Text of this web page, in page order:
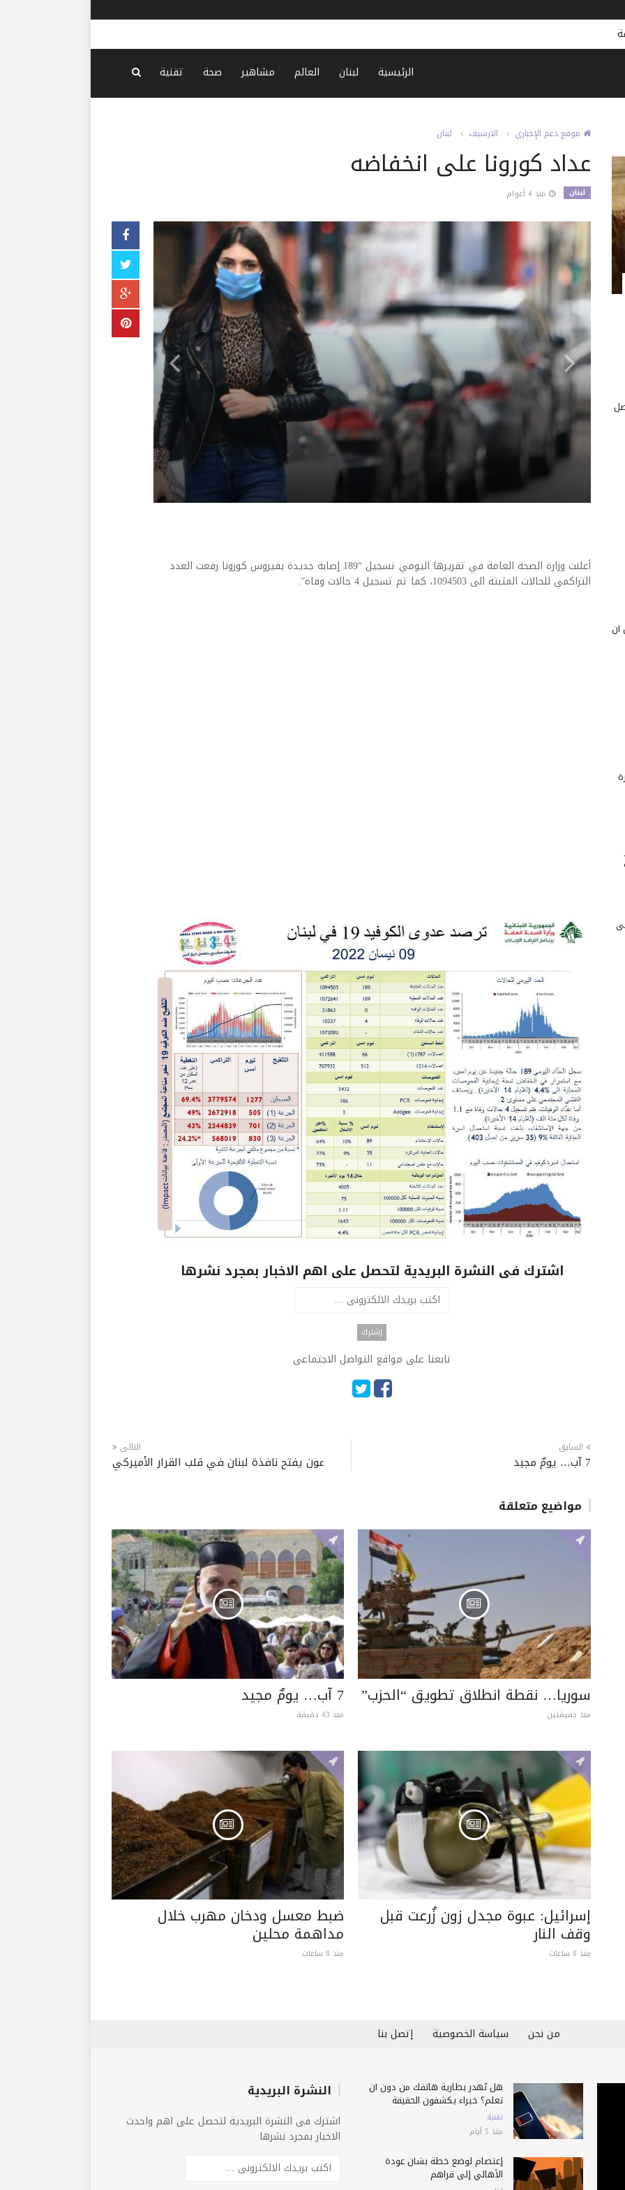
الرئيسية لبنان العالم مشاهير صحة تقنية
موقع دعم الإخباري الارشيف لبنان
عداد كورونا على انخفاضه
لبنان منذ 4 أعوام
أعلنت وزارة الصحة العامة في تقريرها اليومي تسجيل “189 إصابة جديدة بفيروس كورونا رفعت العدد
التراكمي للحالات المثبتة الى 1094503، كما تم تسجيل 4 حالات وفاة”.
اشترك فى النشرة البريدية لتحصل على اهم الاخبار بمجرد نشرها
تابعنا على مواقع التواصل الاجتماعى
السابق
7 آب… يومٌ مجيد
التالى
عون يفتح نافذة لبنان في قلب القرار الأميركي
مواضيع متعلقة
سوريا… نقطة انطلاق تطويق “الحزب”
منذ دقيقتين
7 آب… يومٌ مجيد
منذ 43 دقيقة
إسرائيل: عبوة مجدل زون زُرعت قبل
وقف النار
منذ 8 ساعات
ضبط معسل ودخان مهرب خلال
مداهمة محلين
منذ 8 ساعات
أن
من نحن سياسة الخصوصية إتصل بنا
هل تُهدر بطارية هاتفك من دون أن
تعلم؟ خبراء يكشفون الحقيقة
تقنية
منذ 5 أيام
إعتصام لوضع خطة بشأن عودة
الأهالي إلى قراهم
النشرة البريدية
اشترك فى النشرة البريدية لتحصل على اهم واحدث
الاخبار بمجرد نشرها